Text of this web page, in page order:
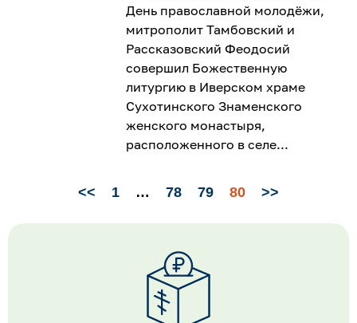
День православной молодёжи,
митрополит Тамбовский и
Рассказовский Феодосий
совершил Божественную
литургию в Иверском храме
Сухотинского Знаменского
женского монастыря,
расположенного в селе
<< 1 … 78 79 80 >>